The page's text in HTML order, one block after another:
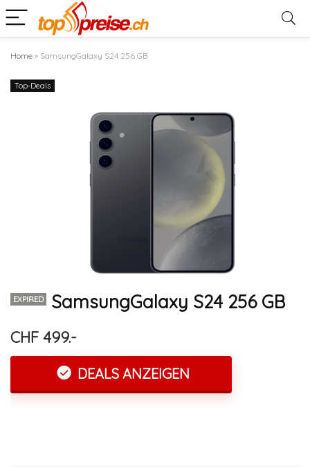
Home » SamsungGalaxy S24 256 GB
Top-Deals
EXPIRED SamsungGalaxy S24 256 GB
CHF 499.-
DEALS ANZEIGEN